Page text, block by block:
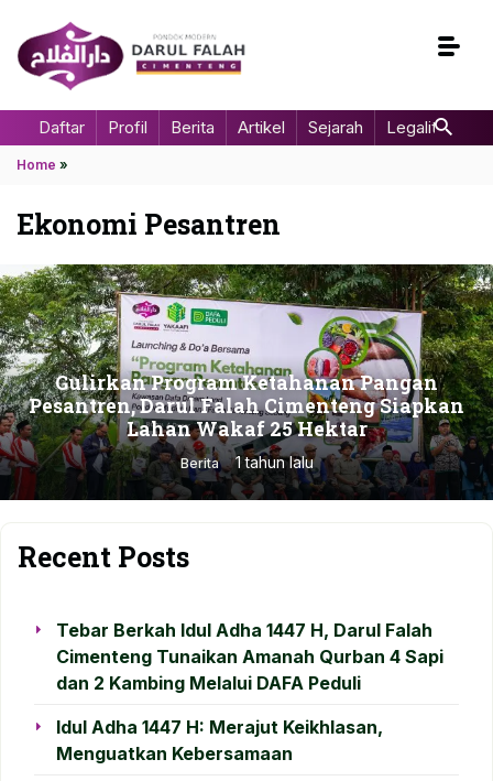
Daftar Profil Berita Artikel Sejarah Legalitas
Home »
Ekonomi Pesantren
Gulirkan Program Ketahanan Pangan
Pesantren, Darul Falah Cimenteng Siapkan
Lahan Wakaf 25 Hektar
Berita 1 tahun lalu
Recent Posts
Tebar Berkah Idul Adha 1447 H, Darul Falah
Cimenteng Tunaikan Amanah Qurban 4 Sapi
dan 2 Kambing Melalui DAFA Peduli
Idul Adha 1447 H: Merajut Keikhlasan,
Menguatkan Kebersamaan